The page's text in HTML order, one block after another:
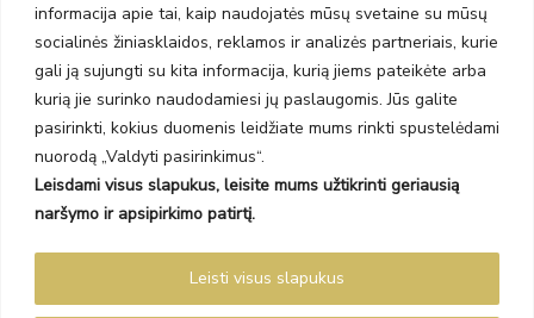
informacija apie tai, kaip naudojatės mūsų svetaine su mūsų
socialinės žiniasklaidos, reklamos ir analizės partneriais, kurie
gali ją sujungti su kita informacija, kurią jiems pateikėte arba
kurią jie surinko naudodamiesi jų paslaugomis. Jūs galite
pasirinkti, kokius duomenis leidžiate mums rinkti spustelėdami
nuorodą „Valdyti pasirinkimus“.
Leisdami visus slapukus, leisite mums užtikrinti geriausią
naršymo ir apsipirkimo patirtį.
Leisti visus slapukus
Prenumeruokite ir gaukite pasiūlymus, naujienas bei riboto
leidimo kolekcijas.
SIŲSTI